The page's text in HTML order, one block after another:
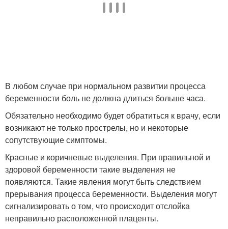
В любом случае при нормальном развитии процесса
беременности боль не должна длиться больше часа.
Обязательно необходимо будет обратиться к врачу, если
возникают не только прострелы, но и некоторые
сопутствующие симптомы.
Красные и коричневые выделения. При правильной и
здоровой беременности такие выделения не
появляются. Такие явления могут быть следствием
прерывания процесса беременности. Выделения могут
сигнализировать о том, что происходит отслойка
неправильно расположенной плаценты.